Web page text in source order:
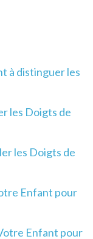
à distinguer les
les Doigts de
les Doigts de
Enfant pour
Enfant pour